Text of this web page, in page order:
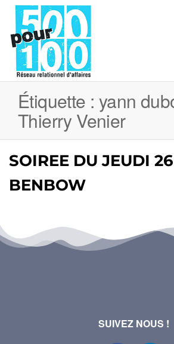
Étiquette : yann
Thierry Venier
SOIREE DU JEUDI
BENBOW
SUIVEZ NOUS !